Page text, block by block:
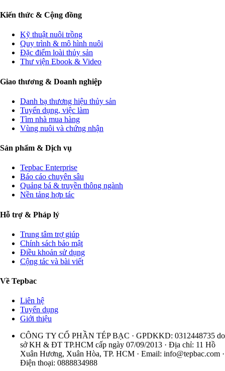
Kiến thức & Cộng đồng
Kỹ thuật nuôi trồng
Quy trình & mô hình nuôi
Đặc điểm loài thủy sản
Thư viện Ebook & Video
Giao thương & Doanh nghiệp
Danh bạ thương hiệu thủy sản
Tuyển dụng, việc làm
Tìm nhà mua hàng
Vùng nuôi và chứng nhận
Sản phẩm & Dịch vụ
Tepbac Enterprise
Báo cáo chuyên sâu
Quảng bá & truyền thông ngành
Nền tảng hợp tác
Hỗ trợ & Pháp lý
Trung tâm trợ giúp
Chính sách bảo mật
Điều khoản sử dụng
Cộng tác và bài viết
Về Tepbac
Liên hệ
Tuyển dụng
Giới thiệu
CÔNG TY CỔ PHẦN TÉP BẠC · GPDKKD: 0312448735 do
sở KH & ĐT TP.HCM cấp ngày 07/09/2013 · Địa chỉ: 11 Hồ
Xuân Hương, Xuân Hòa, TP. HCM · Email: info@tepbac.com ·
Điện thoại: 0888834988